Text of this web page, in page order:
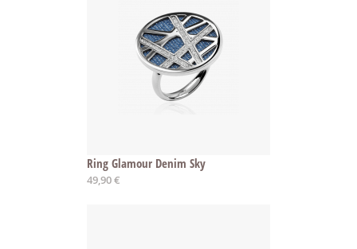
Ring Glamour Denim Sky
Ab
49,90 €